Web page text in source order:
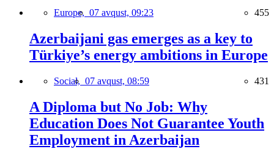
Europe, 07 avqust, 09:23 455
Azerbaijani gas emerges as a key to
Türkiye’s energy ambitions in Europe
Social, 07 avqust, 08:59 431
A Diploma but No Job: Why
Education Does Not Guarantee Youth
Employment in Azerbaijan